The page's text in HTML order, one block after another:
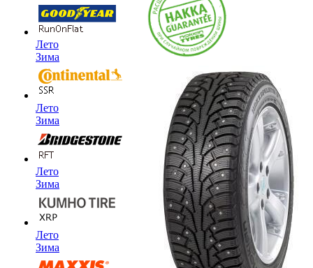
Лето
Зима
Лето
Зима
Лето
Зима
Лето
Зима